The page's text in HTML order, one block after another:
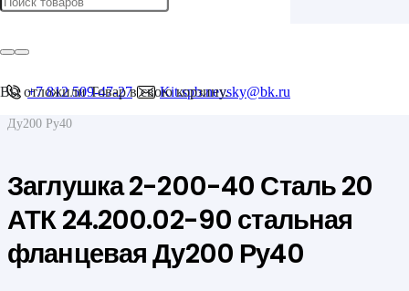
+7 812 509-47-27 Kit.spb.nevsky@bk.ru
Вы отложилиТоварв свою корзину.
Главная
/
Ду200 Ру40
Заглушка 2-200-40 Сталь 20
АТК 24.200.02-90 стальная
фланцевая Ду200 Ру40